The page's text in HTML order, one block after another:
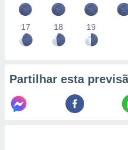
17 18 19
Partilhar esta